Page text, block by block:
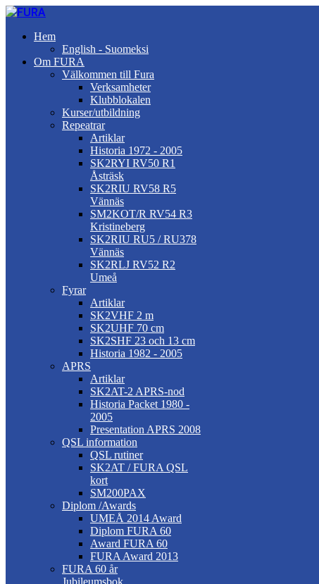
Hem
English - Suomeksi
Om FURA
Välkommen till Fura
Verksamheter
Klubblokalen
Kurser/utbildning
Repeatrar
Artiklar
Historia 1972 - 2005
SK2RYI RV50 R1
Åsträsk
SK2RIU RV58 R5
Vännäs
SM2KOT/R RV54 R3
Kristineberg
SK2RIU RU5 / RU378
Vännäs
SK2RLJ RV52 R2
Umeå
Fyrar
Artiklar
SK2VHF 2 m
SK2UHF 70 cm
SK2SHF 23 och 13 cm
Historia 1982 - 2005
APRS
Artiklar
SK2AT-2 APRS-nod
Historia Packet 1980 -
2005
Presentation APRS 2008
QSL information
QSL rutiner
SK2AT / FURA QSL
kort
SM200PAX
Diplom /Awards
UMEÅ 2014 Award
Diplom FURA 60
Award FURA 60
FURA Award 2013
FURA 60 år
Jubileumsbok